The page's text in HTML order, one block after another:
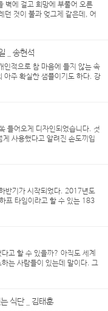
벽에 걸고 희망에 부풀어 오른
던 것이 불과 엊그제 같은데, 어
밖에는 남지 않았다. 한 해를 보
가지인...
_ 송현석
인적으로 참 마음에 들지 않는 속
아주 확실한 샘플이기도 하다. 강
느낄 수 있으니, 이 글을 작성하
...
들어오게 디자인되었습니다. 첫
사용했다고 알려진 손도끼입
는 돌망치였지만 호모 에렉투스
반기가 시작되었다. 2017년도
프 타임이라고 할 수 있는 183
반전만 남은 것이다. 부모를 통
고 할 수 있을까? 아직도 세계
는 사람들이 있는데 말이다. 그
는 게 아니다. 맛있는 음식을 잘
에 올...
식단 _ 김태훈